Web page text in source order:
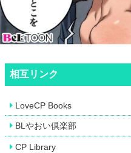
相互リンク
LoveCP Books
BLやおい倶楽部
CP Library